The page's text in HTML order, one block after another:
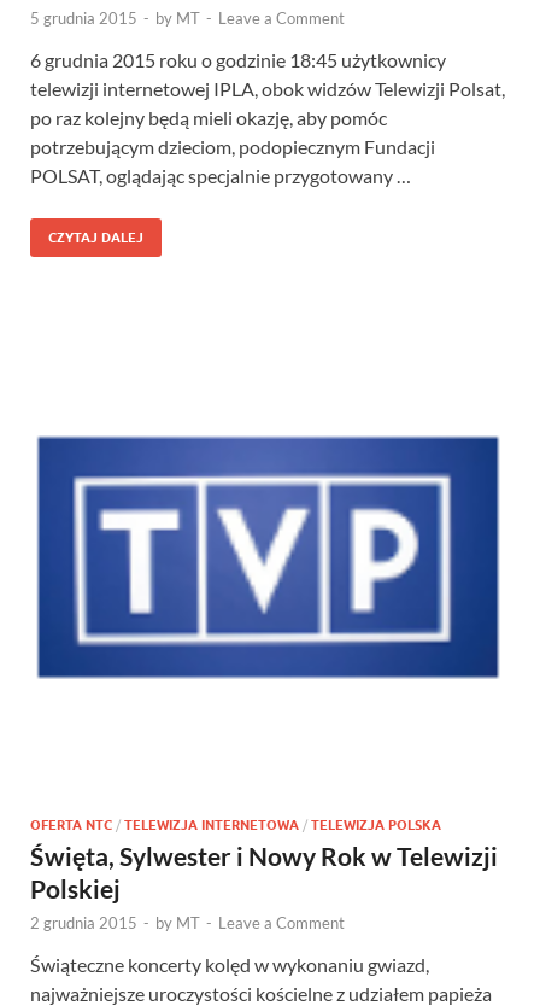
5 grudnia 2015 - by MT - Leave a Comment
6 grudnia 2015 roku o godzinie 18:45 użytkownicy
telewizji internetowej IPLA, obok widzów Telewizji Polsat,
po raz kolejny będą mieli okazję, aby pomóc
potrzebującym dzieciom, podopiecznym Fundacji
POLSAT, oglądając specjalnie przygotowany …
CZYTAJ DALEJ
OFERTA NTC / TELEWIZJA INTERNETOWA / TELEWIZJA POLSKA
Święta, Sylwester i Nowy Rok w Telewizji
Polskiej
2 grudnia 2015 - by MT - Leave a Comment
Świąteczne koncerty kolęd w wykonaniu gwiazd,
najważniejsze uroczystości kościelne z udziałem papieża